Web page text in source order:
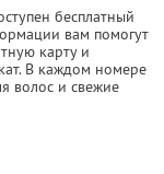
бесплатный
вам помогут
карту и
В каждом номере
волос и свежие